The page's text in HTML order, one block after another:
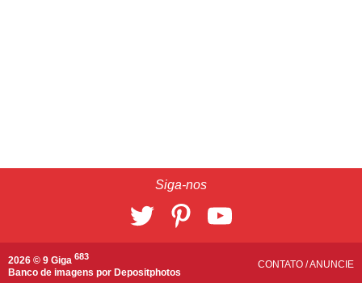
Siga-nos
2026 © 9 Giga 683
Banco de imagens por Depositphotos
CONTATO /ANUNCIE